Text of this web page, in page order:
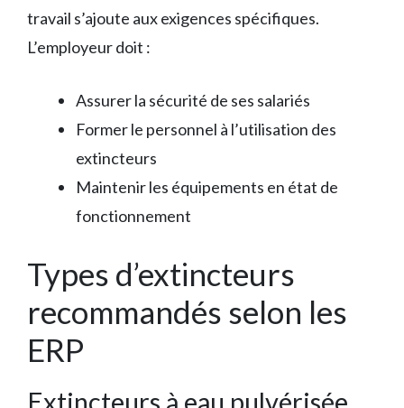
travail s’ajoute aux exigences spécifiques.
L’employeur doit :
Assurer la sécurité de ses salariés
Former le personnel à l’utilisation des
extincteurs
Maintenir les équipements en état de
fonctionnement
Types d’extincteurs
recommandés selon les
ERP
Extincteurs à eau pulvérisée